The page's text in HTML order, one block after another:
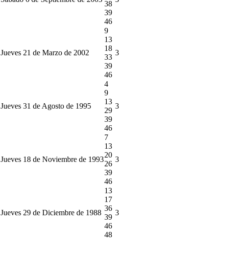
38
39
46
Jueves 21 de Marzo de 2002
9
13
18
33
39
46
3
Jueves 31 de Agosto de 1995
4
9
13
29
39
46
3
Jueves 18 de Noviembre de 1993
7
13
20
26
39
46
3
Jueves 29 de Diciembre de 1988
13
17
36
39
46
48
3